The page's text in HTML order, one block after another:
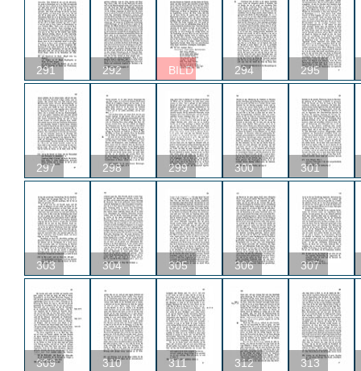
291 292 BILD 294 295
297 298 299 300 301
303 304 305 306 307
309 310 311 312 313